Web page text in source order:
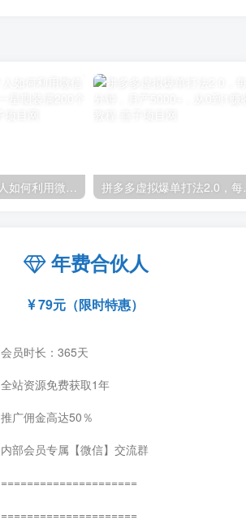
（6215期）一个人如何利用微信群自动群发引流，一星期装满200个群，日入500+ 拼多多
年费合伙人
79元（限时特惠）
会员时长：365天
全站资源免费获取1年
推广佣金高达50％
内部会员专属【微信】交流群
=====================
=====================